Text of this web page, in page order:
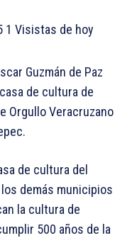
1 Visistas de hoy
Guzmán de Paz
de cultura de
Orgullo Veracruzano
de cultura del
demás municipios
la cultura de
500 años de la